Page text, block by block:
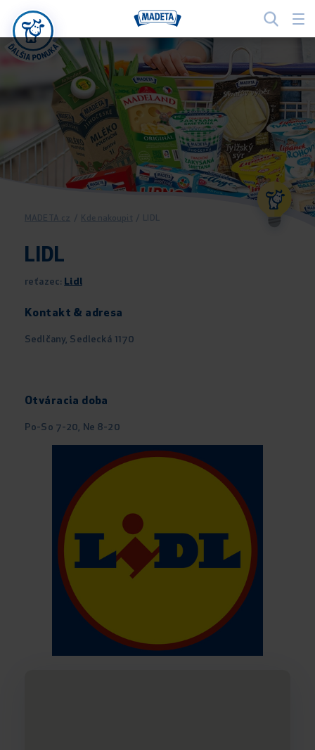
MADETA.cz / Kde nakoupit / LIDL
LIDL
reťazec: Lidl
Kontakt & adresa
Sedlčany, Sedlecká 1170
Otváracia doba
Po-So 7-20, Ne 8-20